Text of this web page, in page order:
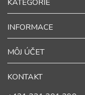
KATEGORIE
INFORMACE
MÔJ ÚČET
KONTAKT